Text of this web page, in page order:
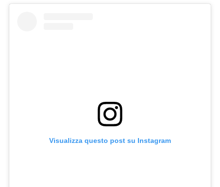
Visualizza questo post su Instagram